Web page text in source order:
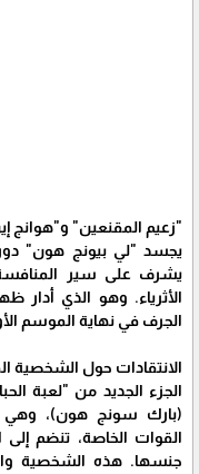
"زعيم المقنعين" و"هوانج
يجسد "لي بيونج هون" دور
يشرف على سير المنافسة
الأثرياء. وهو الذي أدار
الجرف في نهاية الموسم
الانتقادات حول الشخصية
الجزء الجديد من "لعبة
(بارك سونج هون)، وهي
القوات الخاصة، تنضم
جنسها. هذه الشخصية